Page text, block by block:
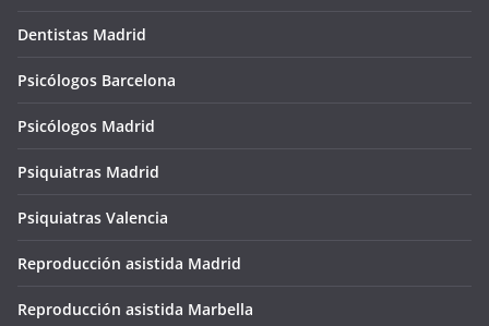
Dentistas Madrid
Psicólogos Barcelona
Psicólogos Madrid
Psiquiatras Madrid
Psiquiatras Valencia
Reproducción asistida Madrid
Reproducción asistida Marbella